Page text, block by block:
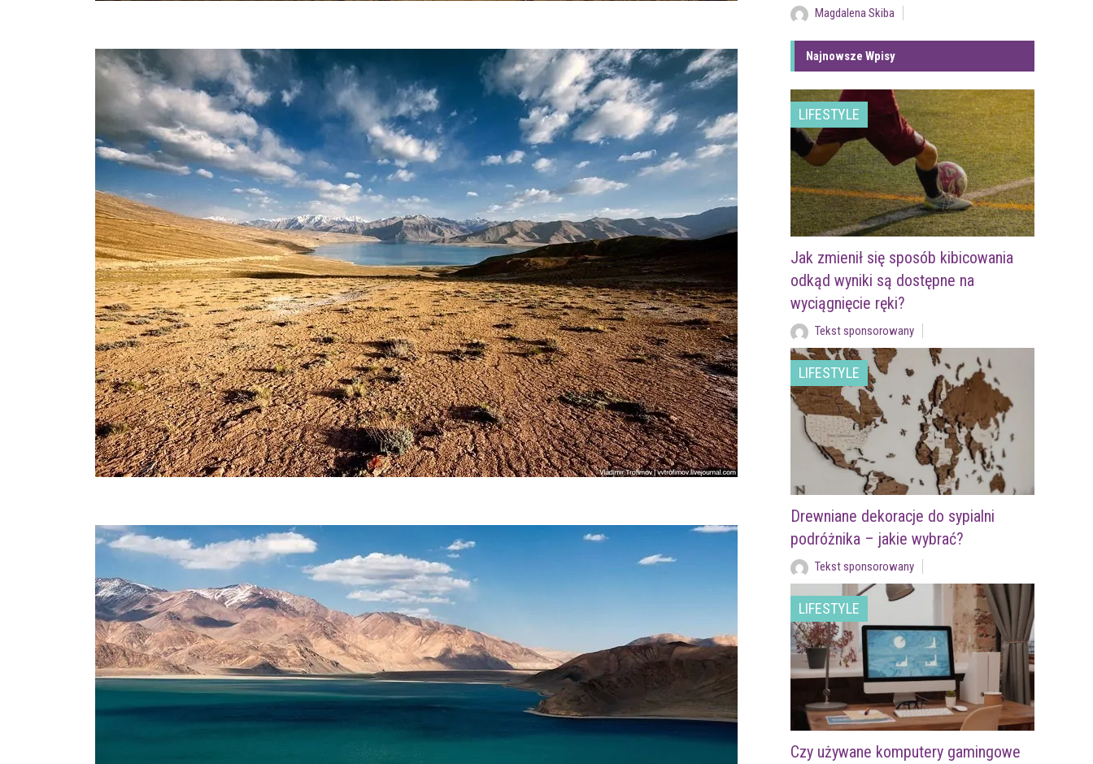
Magdalena Skiba
Najnowsze Wpisy
LIFESTYLE
Jak zmienił się sposób kibicowania
odkąd wyniki są dostępne na
wyciągnięcie ręki?
Tekst sponsorowany
LIFESTYLE
Drewniane dekoracje do sypialni
podróżnika – jakie wybrać?
Tekst sponsorowany
LIFESTYLE
Czy używane komputery gamingowe